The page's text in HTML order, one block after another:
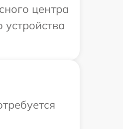
центра